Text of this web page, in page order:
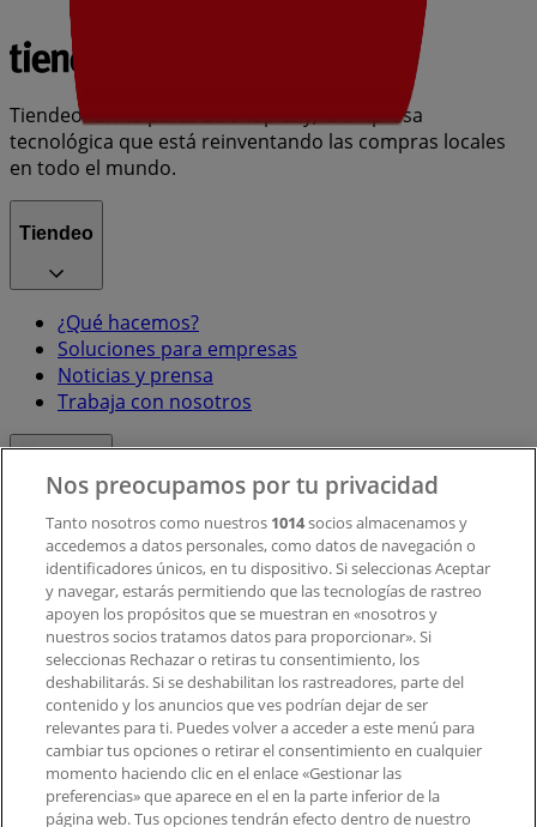
Tiendeo forma parte de Shopfully, la empresa
tecnológica que está reinventando las compras locales
en todo el mundo.
Tiendeo
¿Qué hacemos?
Soluciones para empresas
Noticias y prensa
Trabaja con nosotros
Contacto comercial y de marketing
Tienda mal colocada en el mapa
Notificar un folleto
¿Encontraste un problema en la web o en la
aplicación?
Índices
Marcas
Nos preocupamos por tu privacidad
Tanto nosotros como nuestros 1014socios almacenamos y
accedemos a datos personales, como datos de navegación o
identificadores únicos, en tu dispositivo. Si seleccionas Aceptar
y navegar, estarás permitiendo que las tecnologías de rastreo
apoyen los propósitos que se muestran en «nosotros y
nuestros socios tratamos datos para proporcionar». Si
seleccionas Rechazar o retiras tu consentimiento, los
deshabilitarás. Si se deshabilitan los rastreadores, parte del
contenido y los anuncios que ves podrían dejar de ser
relevantes para ti. Puedes volver a acceder a este menú para
cambiar tus opciones o retirar el consentimiento en cualquier
momento haciendo clic en el enlace «Gestionar las
preferencias» que aparece en el en la parte inferior de la
página web. Tus opciones tendrán efecto dentro de nuestro